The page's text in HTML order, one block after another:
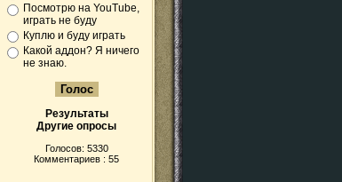
Посмотрю на YouTube,
играть не буду
Куплю и буду играть
Какой аддон? Я ничего
не знаю.
Результаты
Другие опросы
Голосов: 5330
Комментариев : 55